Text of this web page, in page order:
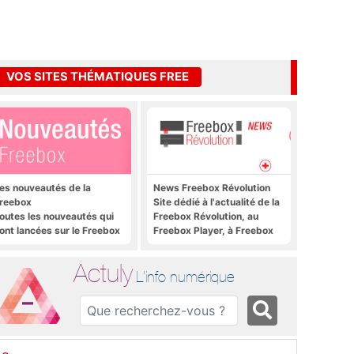
VOS SITES THÉMATIQUES FREE
nouveautés de la
les nouveautés qui
lancées sur le Freebox
News Freebox Révolution
Site dédié à l'actualité de la
Freebox Révolution, au
Freebox Player, à Freebox
Actuly L'info numérique